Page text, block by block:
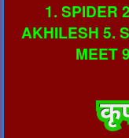
1. SPIDER
AKHILESH 5.
MEET